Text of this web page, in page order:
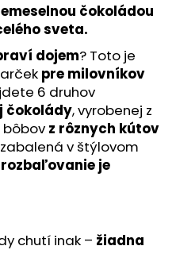
čokoládou
sveta.
dojem? Toto je
pre milovníkov
6 druhov
čokolády, vyrobenej z
z rôznych kútov
v štýlovom
rozbaľovanie je
chutí inak – žiadna